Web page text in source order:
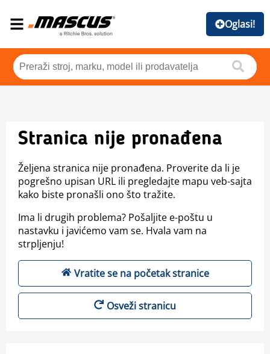
Oglasi!
Stranica nije pronađena
Željena stranica nije pronađena. Proverite da li je
pogrešno upisan URL ili pregledajte mapu veb-sajta
kako biste pronašli ono što tražite.
Ima li drugih problema? Pošaljite e-poštu u
nastavku i javićemo vam se. Hvala vam na
strpljenju!
Vratite se na početak stranice
Osveži stranicu